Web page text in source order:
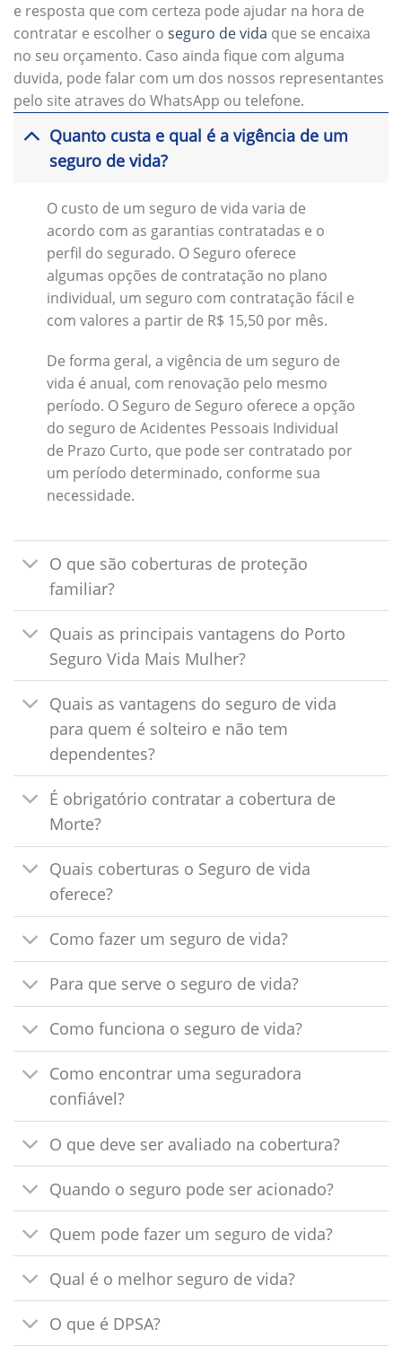
e resposta que com certeza pode ajudar na hora de
contratar e escolher o seguro de vida que se encaixa
no seu orçamento. Caso ainda fique com alguma
duvida, pode falar com um dos nossos representantes
pelo site atraves do WhatsApp ou telefone.
Quanto custa e qual é a vigência de um
seguro de vida?
O custo de um seguro de vida varia de
acordo com as garantias contratadas e o
perfil do segurado. O Seguro oferece
algumas opções de contratação no plano
individual, um seguro com contratação fácil e
com valores a partir de R$ 15,50 por mês.
De forma geral, a vigência de um seguro de
vida é anual, com renovação pelo mesmo
período. O Seguro de Seguro oferece a opção
do seguro de Acidentes Pessoais Individual
de Prazo Curto, que pode ser contratado por
um período determinado, conforme sua
necessidade.
O que são coberturas de proteção
familiar?
Quais as principais vantagens do Porto
Seguro Vida Mais Mulher?
Quais as vantagens do seguro de vida
para quem é solteiro e não tem
dependentes?
É obrigatório contratar a cobertura de
Morte?
Quais coberturas o Seguro de vida
oferece?
Como fazer um seguro de vida?
Para que serve o seguro de vida?
Como funciona o seguro de vida?
Como encontrar uma seguradora
confiável?
O que deve ser avaliado na cobertura?
Quando o seguro pode ser acionado?
Quem pode fazer um seguro de vida?
Qual é o melhor seguro de vida?
O que é DPSA?